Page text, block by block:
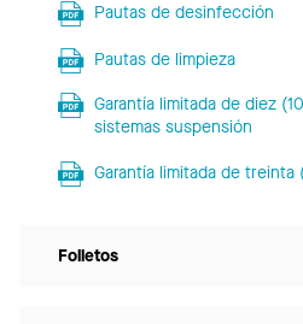
Pautas de desinfección
Pautas de limpieza
Garantía limitada de diez
sistemas suspensión
Garantía limitada de treinta
Folletos